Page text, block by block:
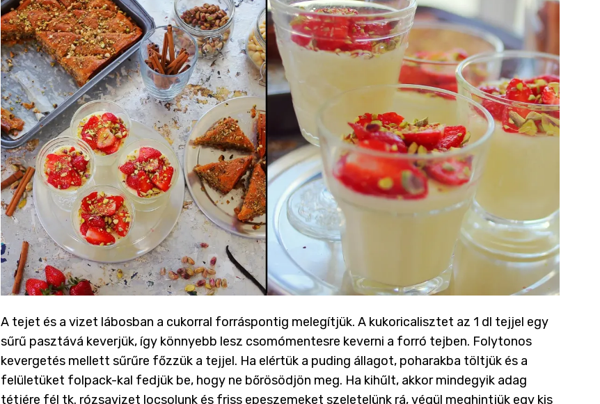
A tejet és a vizet lábosban a cukorral forráspontig melegítjük. A kukoricalisztet az 1 dl tejjel egy
sűrű pasztává keverjük, így könnyebb lesz csomómentesre keverni a forró tejben. Folytonos
kevergetés mellett sűrűre főzzük a tejjel. Ha elértük a puding állagot, poharakba töltjük és a
felületüket folpack-kal fedjük be, hogy ne bőrösödjön meg. Ha kihűlt, akkor mindegyik adag
tétjére fél tk. rózsavizet locsolunk és friss epeszemeket szeletelünk rá, végül meghintjük egy kis